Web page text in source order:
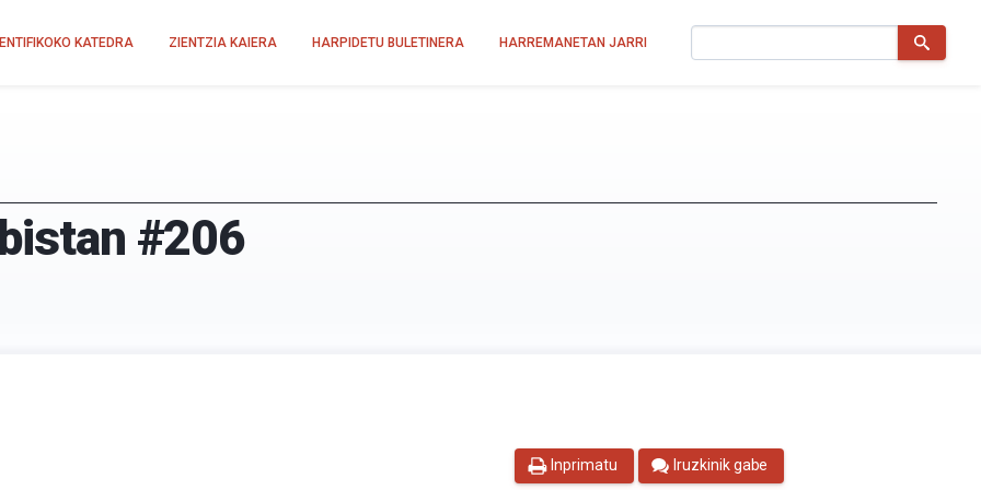
KATEDRA ZIENTZIA KAIERA HARPIDETU BULETINERA HARREMANETAN JARRI
#206
Inprimatu Iruzkinik gabe